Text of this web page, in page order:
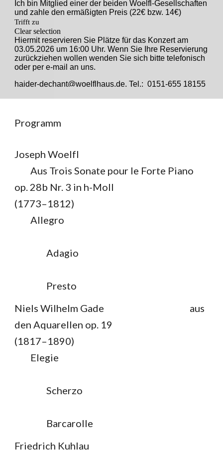
Programm
Joseph Woelfl
Aus Trois Sonate pour le Forte Piano
op. 28b Nr. 3 in h-Moll
(1773–1812)
Allegro
Adagio
Presto
Niels Wilhelm Gade
aus
den Aquarellen op. 19
(1817–1890)
Elegie
Scherzo
Barcarolle
Friedrich Kuhlau